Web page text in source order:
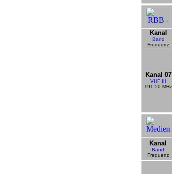
Kanal
Band
Frequenz
Kanal 07
VHF III
191.50 MHz
Kanal
Band
Frequenz